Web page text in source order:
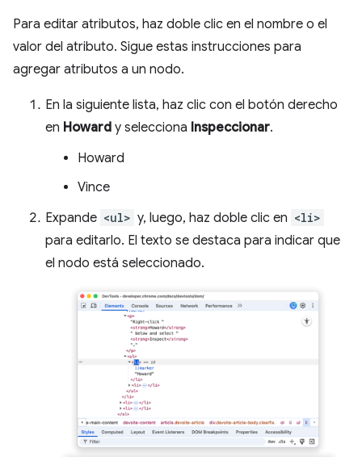
Para editar atributos, haz doble clic en el nombre o el
valor del atributo. Sigue estas instrucciones para
agregar atributos a un nodo.
En la siguiente lista, haz clic con el botón derecho
en Howard y selecciona Inspeccionar.
Howard
Vince
Expande <ul> y, luego, haz doble clic en <li>
para editarlo. El texto se destaca para indicar que
el nodo está seleccionado.